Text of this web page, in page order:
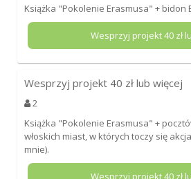
Książka "Pokolenie Erasmusa" + bidon
Wesprzyj projekt40 zł
Wesprzyj projekt 40 zł lub więcej
2
Książka "Pokolenie Erasmusa" +
włoskich miast, w których toczy się
mnie).
Wesprzyj projekt40 zł